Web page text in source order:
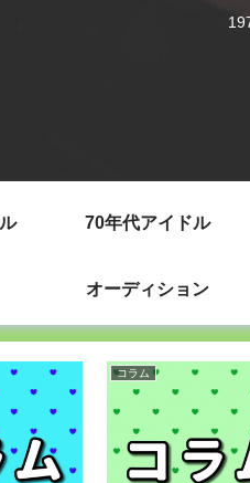
70年代アイドル
オーディション
コラム